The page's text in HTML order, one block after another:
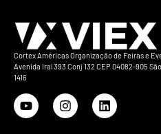
Cortex Américas Organização de Feiras e
Avenida Iraí 393 Conj 132 CEP 04082-905
1416